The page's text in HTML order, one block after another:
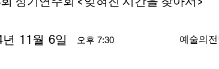
오후 7:30
년 11월 6일 예술의